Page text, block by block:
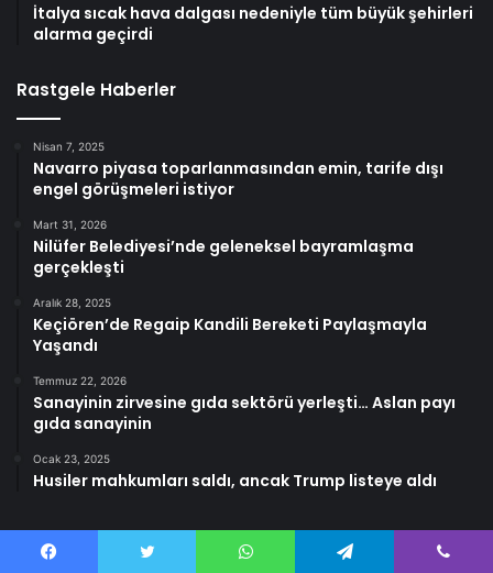
İtalya sıcak hava dalgası nedeniyle tüm büyük şehirleri
alarma geçirdi
Rastgele Haberler
Nisan 7, 2025
Navarro piyasa toparlanmasından emin, tarife dışı
engel görüşmeleri istiyor
Mart 31, 2026
Nilüfer Belediyesi’nde geleneksel bayramlaşma
gerçekleşti
Aralık 28, 2025
Keçiören’de Regaip Kandili Bereketi Paylaşmayla
Yaşandı
Temmuz 22, 2026
Sanayinin zirvesine gıda sektörü yerleşti… Aslan payı
gıda sanayinin
Ocak 23, 2025
Husiler mahkumları saldı, ancak Trump listeye aldı